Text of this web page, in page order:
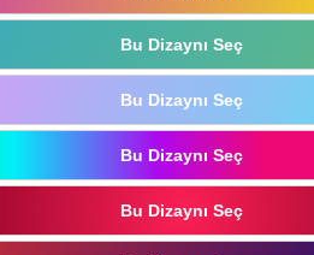
Bu Dizaynı Seç
Bu Dizaynı Seç
Bu Dizaynı Seç
Bu Dizaynı Seç